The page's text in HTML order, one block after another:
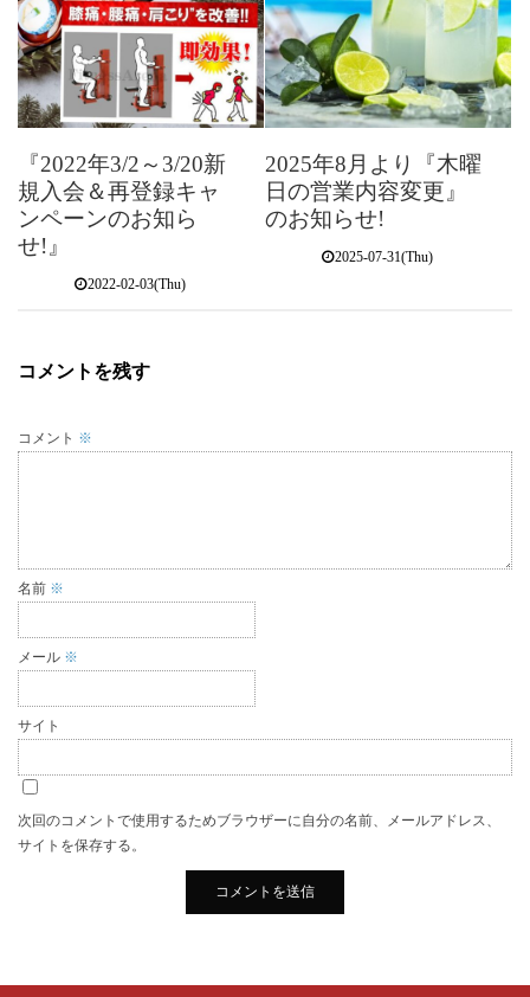
『2022年3/2～3/20新
規入会＆再登録キャ
ンペーンのお知ら
せ!』
2022-02-03(Thu)
2025年8月より『木曜
日の営業内容変更』
のお知らせ!
2025-07-31(Thu)
コメントを残す
コメント ※
名前 ※
メール ※
サイト
次回のコメントで使用するためブラウザーに自分の名前、メールアドレス、
サイトを保存する。